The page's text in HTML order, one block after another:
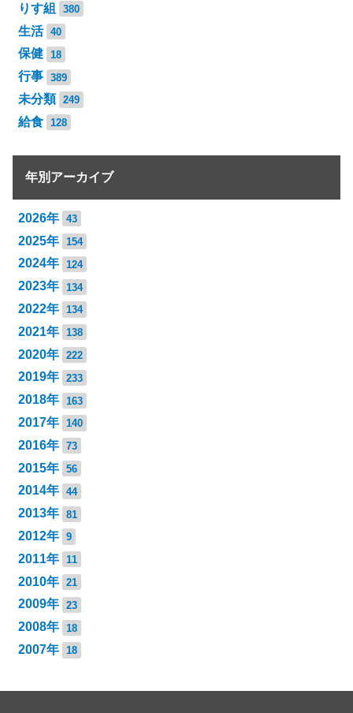
りす組 380
生活 40
保健 18
行事 389
未分類 249
給食 128
年別アーカイブ
2026年 43
2025年 154
2024年 124
2023年 134
2022年 134
2021年 138
2020年 222
2019年 233
2018年 163
2017年 140
2016年 73
2015年 56
2014年 44
2013年 81
2012年 9
2011年 11
2010年 21
2009年 23
2008年 18
2007年 18